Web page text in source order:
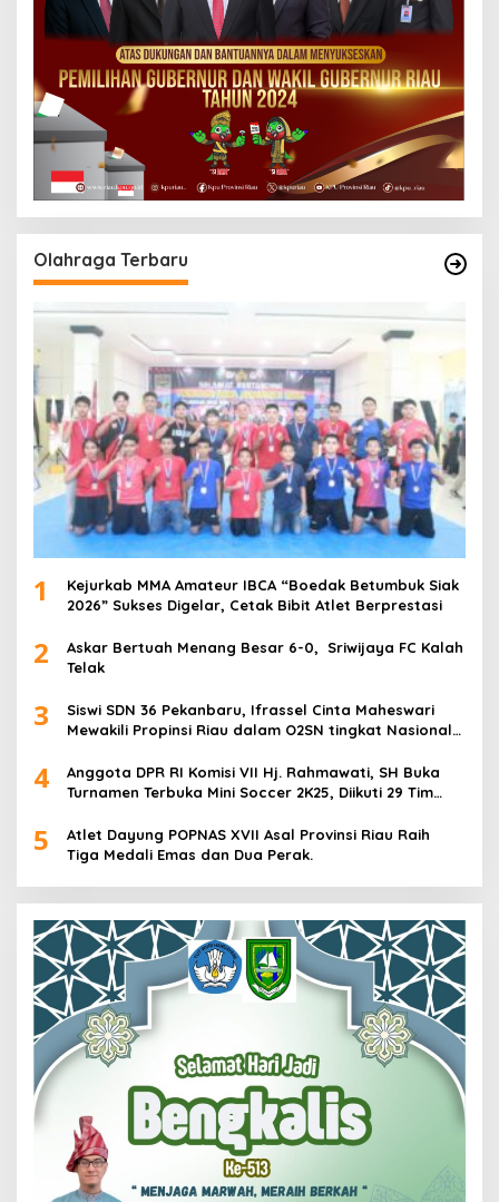
Olahraga Terbaru
1
Kejurkab MMA Amateur IBCA “Boedak Betumbuk Siak
2026” Sukses Digelar, Cetak Bibit Atlet Berprestasi
2
Askar Bertuah Menang Besar 6-0, Sriwijaya FC Kalah
Telak
3
Siswi SDN 36 Pekanbaru, Ifrassel Cinta Maheswari
Mewakili Propinsi Riau dalam O2SN tingkat Nasional
4
Anggota DPR RI Komisi VII Hj. Rahmawati, SH Buka
Turnamen Terbuka Mini Soccer 2K25, Diikuti 29 Tim
5
Atlet Dayung POPNAS XVII Asal Provinsi Riau Raih
Tiga Medali Emas dan Dua Perak.